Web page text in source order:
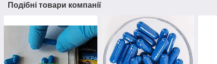
Подібні товари компанії